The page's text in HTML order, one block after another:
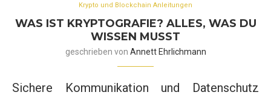
Krypto und Blockchain Anleitungen
WAS IST KRYPTOGRAFIE? ALLES, WAS DU
WISSEN MUSST
geschrieben von Annett Ehrlichmann
Sichere Kommunikation und Datenschutz